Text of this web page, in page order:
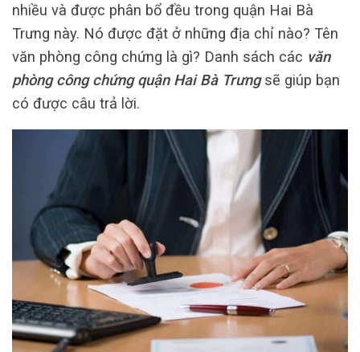
nhiều và được phân bổ đều trong quận Hai Bà
Trưng này. Nó được đặt ở những địa chỉ nào? Tên
văn phòng công chứng là gì? Danh sách các văn
phòng công chứng quận Hai Bà Trưngsẽ giúp bạn
có được câu trả lời.